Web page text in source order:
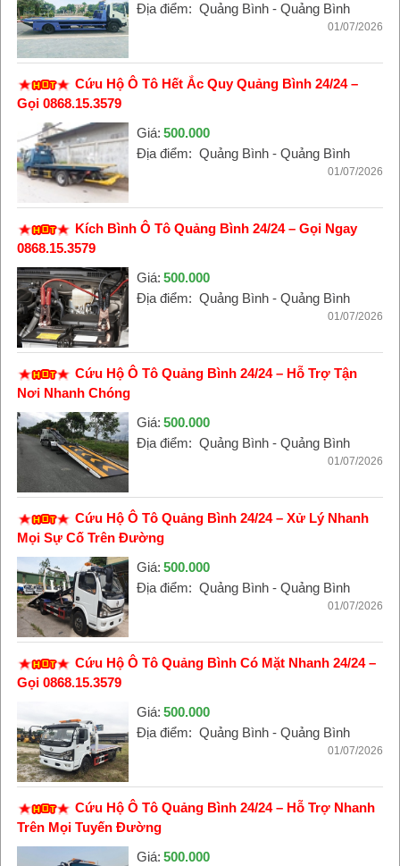
Địa điểm: Quảng Bình - Quảng Bình
01/07/2026
Cứu Hộ Ô Tô Hết Ắc Quy Quảng Bình 24/24 –
Gọi 0868.15.3579
Giá: 500.000
Địa điểm: Quảng Bình - Quảng Bình
01/07/2026
Kích Bình Ô Tô Quảng Bình 24/24 – Gọi Ngay
0868.15.3579
Giá: 500.000
Địa điểm: Quảng Bình - Quảng Bình
01/07/2026
Cứu Hộ Ô Tô Quảng Bình 24/24 – Hỗ Trợ Tận
Nơi Nhanh Chóng
Giá: 500.000
Địa điểm: Quảng Bình - Quảng Bình
01/07/2026
Cứu Hộ Ô Tô Quảng Bình 24/24 – Xử Lý Nhanh
Mọi Sự Cố Trên Đường
Giá: 500.000
Địa điểm: Quảng Bình - Quảng Bình
01/07/2026
Cứu Hộ Ô Tô Quảng Bình Có Mặt Nhanh 24/24 –
Gọi 0868.15.3579
Giá: 500.000
Địa điểm: Quảng Bình - Quảng Bình
01/07/2026
Cứu Hộ Ô Tô Quảng Bình 24/24 – Hỗ Trợ Nhanh
Trên Mọi Tuyến Đường
Giá: 500.000